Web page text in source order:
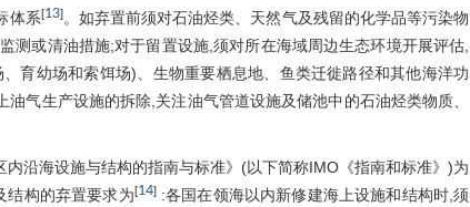
体系[13]。如弃置前须对石油烃类、天然气及残留的化学品等污染物
测或清油措施;对于留置设施,须对所在海域周边生态环境开展评估,
育幼场和索饵场)、生物重要栖息地、鱼类迁徙路径和其他海洋功
气生产设施的拆除,关注油气管道设施及储池中的石油烃类物质、
沿海设施与结构的指南与标准》(以下简称IMO《指南和标准》)为
结构的弃置要求为[14]:各国在领海以内新修建海上设施和结构时,须